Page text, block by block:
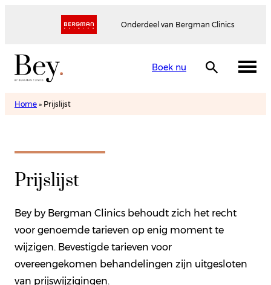
Onderdeel van Bergman Clinics
Boek nu
Home » Prijslijst
Prijslijst
Bey by Bergman Clinics behoudt zich het recht
voor genoemde tarieven op enig moment te
wijzigen. Bevestigde tarieven voor
overeengekomen behandelingen zijn uitgesloten
van prijswijzigingen.